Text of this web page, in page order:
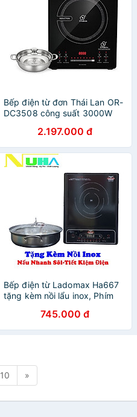
Bếp điện từ đơn Thái Lan OR-
DC3508 công suất 3000W
30cm - Hàng chính hãng
2.197.000 đ
Bếp điện từ Ladomax Ha667
tặng kèm nồi lẩu inox, Phím
nhanh sôi-Hàng Chính Hãng
745.000 đ
10 »